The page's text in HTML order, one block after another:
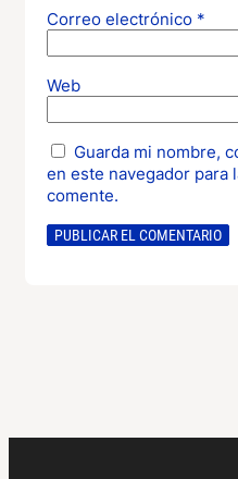
Correo electrónico *
Web
Guarda mi nombre,
en este navegador para
comente.